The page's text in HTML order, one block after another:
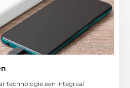
technologie een integraal